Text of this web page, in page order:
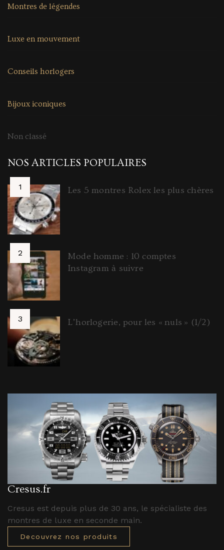
Montres de légendes
Luxe en mouvement
Conseils horlogers
Bijoux iconiques
Non classé
NOS ARTICLES POPULAIRES
Les 5 montres Rolex les plus chères
Mode homme : 10 comptes
Instagram à suivre
L’horlogerie, pour les « nuls » (1/2)
Cresus.fr
Cresus est depuis plus de 30 ans, le spécialiste des
montres de luxe en seconde main.
Decouvrez nos produits